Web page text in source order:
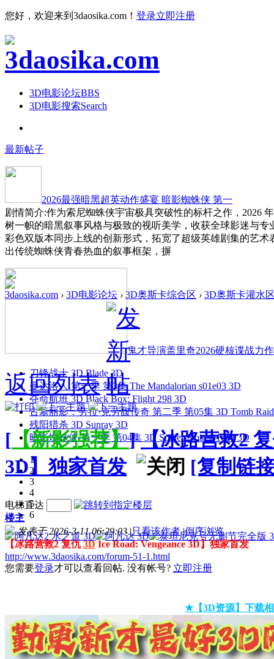
您好，欢迎来到3daosika.com！ 登录立即注册
3D电影论坛BBS
3D电影搜索Search
最新帖子
2026最强暗黑超英动作盛宴 暗影蜘蛛侠 第一
剧情简介:作为索尼蜘蛛侠宇宙极具突破性的标杆之作，2026
树一帜的暗黑叙事风格与极致的视听美学，收获全球影迷与
彩色双版本同步上线的创新形式，拓宽了超级英雄剧集的艺
出传统蜘蛛侠青春热血的叙事框架，摒
鬼才导演盖里奇2026硬核谍战力
刀锋战士 3D Blade 3D
曼达洛人 第一季 第3集 The Mandalorian s01e03 3D
夺命航班 3D Black Box: Flight 298 3D
古墓丽影：劳拉·克劳馥传奇 第二季 第05集 3D Tomb
残阳猎杀 3D Sunray 3D
暗影蜘蛛侠 第一季 第04集 3D Spider-Noir s01e04 3D
1
2
3
4
5
6
3daosika.com › 3D电影论坛 › 3D奥斯卡综合区 › 3D奥斯卡灌水
返回列表
[ 【新影强荐】] 【冰路营救2
3D】独家首发
[复制链
电梯直达
楼主
发表于 2026-3-11 06:29:03 |只看该作者 |倒序浏览
【冰路营救2 复仇3D Ice Road: Vengeance 3D】独家首发
http://www.3daosika.com/forum-51-1.html
您需要登录才可以查看回帖. 没有帐号? 立即注册
★【3D资源】下载